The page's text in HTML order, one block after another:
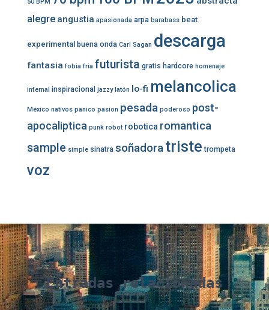
alegre angustia apasionada arpa barabass beat
experimental buena onda Carl Sagan descarga
fantasia fobia fria futurista gratis hardcore homenaje
infernal inspiracional jazzy latón lo-fi melancolica
México nativos panico pasion pesada poderoso post-
apocaliptica punk robot robotica romantica
sample simple sinatra soñadoratriste trompeta
voz
Entradas relacionadas